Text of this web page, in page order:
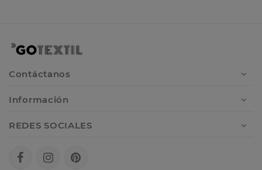
Contáctanos
Información
REDES SOCIALES